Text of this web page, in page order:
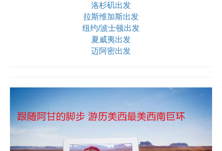
洛杉矶出发
拉斯维加斯出发
纽约/波士顿出发
夏威夷出发
迈阿密出发